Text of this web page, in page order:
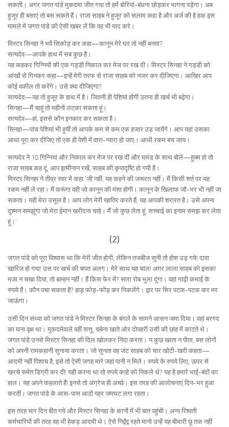
सकती। अगर जगत पांडे मुकदमा जीत गया तो हमें बोरियां-बंधना छोड़कर भागना पड़ेगा। अब
हुजूर ही बसाएं तो बस सकते हैं। राजा साहब ने हुजूर को सलाम कहा है और अर्ज की है हक इस
मामले में जगत पांडे की ऐसी खबर लें कि वह भी याद करे।
मिस्टर सिनहा ने भवें सिकोड़ कर कहा—कानून मेरे घर तो नहीं बनता?
सत्यदेव—आपके हाथ में सब कुछ है।
यह कहकर गिन्नियों की एक गड्डी निकाल कर मेज पर रख दी। मिस्टर सिनहा ने गड्डी को
आंखों से गिनकर कहा—इन्हें मेरी तरफ से राजा साहब को नजर कर दीजिएगा। आखिर आप
कोई वकील तो करेंगे। उसे क्या दीजिएगा?
सत्यदेव—यह तो हुजूर के हाथ में है। जितनी ही पेशियां होंगी उतना ही खर्च भी बढ़ेगा।
सिनहा—मैं चाहूं तो महीनों लटका सकता हूं।
सत्यदेव—हां, इससे कौन इनकार कर सकता है।
सिनहा—पांच पेशियां भी हुयीं तो आपके कम से कम एक हजार उड़ जायेंगे। आप यहां उसका
आधा पूरा कर दीजिए तो एक ही पेशी में वारा-न्यारा हो जाए। आधी रकम बच जाय।
सत्यदेव ने 10 गिन्नियां और निकाल कर मेज पर रख दीं और घमंड के साथ बोले—हुक्म हो तो
राजा साहब कह दूं, आप इत्मीनान रखें, साहब की कृपादृष्टि हो गयी है।
मिस्टर सिनहा ने तीव्र स्वर में कहा ‘जी नहीं, यह कहने की जरूरत नहीं। मैं किसी शर्त पर यह
रकम नहीं ले रहा। मैं करूंगा वही जो कानून की मंशा होगी। कानून के खिलाफ जौ-भर भी नहीं जा
सकता। यही मेरा उसूल है। आप लोग मेरी खातिर करते हैं, यह आपकी शरारत है। उसे अपना
दुश्मन समझूंगा जो मेरा ईमान खरीदना चाहे। मैं जो कुछ लेता हूं, सच्चाई का इनाम समझ कर लेता
हूं।‘
(2)
जगत पांडे को पूरा विश्वास था कि मेरी जीत होगी; लेकिन तजबीज सुनी तो होश उड़ गये! दावा
खारिज हो गया! उस पर खर्च की चपत अलग। मेरे साथ यह चाल! अगर लाला साहब को इसका
मजा न चखा दिया, तो बाम्हन नहीं। हैं किस फेर में? सारा रोब भुला दूंगा। वहां गाढ़ी कमाई के
रुपये हैं। कौन पचा सकता है? हाड़ फोड़-फोड़ कर निकलेंगे। द्वार पर सिर पटक-पटक कर मर
जाऊंगा।
उसी दिन संध्या को जगत पांडे ने मिस्टर सिनहा के बंगले के सामने आसन जमा दिया। वहां बरगद
का घना वृक्ष था। मुकदमेवाले वहीं सत्तू, चबेना खाते ओर दोपहरी उसी की छांह में काटते थे।
जगत पांडे उनसे मिस्टर सिनहा की दिल खोलकर निंदा करता। न कुछ खाता न पीता, बस लोगों
को अपनी रामकहानी सुनाया करता। जो सुनता वह जंट साहब को चार खोटी-खरी कहता—
आदमी नहीं पिशाच है, इसे तो ऐसी जगह मारे जहां पानी न मिले। रुपये के रुपये लिए, ऊपर से
खरचे समेत डिग्री कर दी! यही करना था तो रुपये काहे को निकले थे? यह है हमारे भाई-बंदों का
हाल। यह अपने कहलाते हैं! इनसे तो अंग्रेज ही अच्छे। इस तरह की आलोचनाएं दिन-भर हुआ
करतीं। जगत पांडे के आस-पास आठों पहर जमघट लगा रहता।
इस तरह चार दिन बीत गये और मिस्टर सिनहा के कानों में भी बात पहुंची। अन्य रिश्वती
कर्मचारियों की तरह वह भी हेकड़ आदमी थे। ऐसे निर्द्वंद्व रहते मानो उन्हें यह बीमारी छू तक नहीं